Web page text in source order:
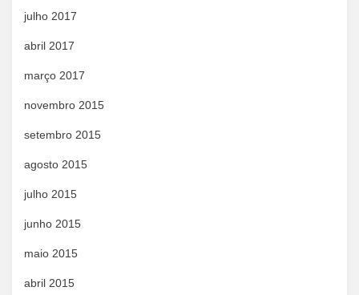
julho 2017
abril 2017
março 2017
novembro 2015
setembro 2015
agosto 2015
julho 2015
junho 2015
maio 2015
abril 2015